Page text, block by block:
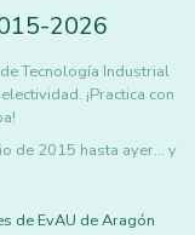
-2026
Tecnología Industrial
¡Practica con
de 2015 hasta ayer... y
de EvAU de Aragón